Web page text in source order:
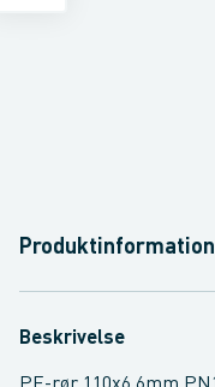
Produktinformation
Beskrivelse